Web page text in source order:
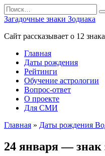
Перейти
к
содержанию
Search
for:
Загадочные знаки Зодиака
Сайт рассказывает о 12
Главная
Даты рождения
Рейтинги
Обучение астрологии
Вопрос-ответ
О проекте
Для СМИ
Главная » Даты рождения
24 января — знак